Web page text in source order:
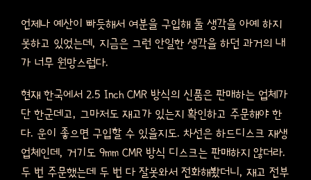
언제나 예산이 빠듯해서 여분을 구입해 둘 생각을 아예 하지
못하고 있었는데, 지금은 그런 안일한 생각을 하던 과거의 내
가 너무 원망스럽다.
현재 한국에서 2.5 Inch CMR 방식의 신품은 판매하는 업체가
단 한군데고, 그마저도 재고가 있는지 확인하고 주문해야 한
다. 운이 좋으면 구입할 수 있을지도. 차선은 하드디스크 재생
업체인데, 거기도 9mm CMR 방식 디스크는 판매하지 않더라.
두 번 주문했는데 두 번 다 잘못와서 전화해봤더니, 재고 전부